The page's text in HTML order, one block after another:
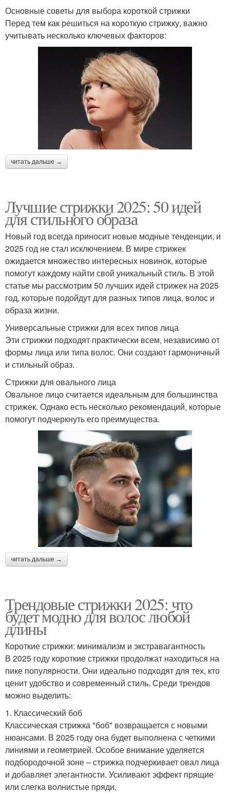
Основные советы для выбора короткой стрижки
Перед тем как решиться на короткую стрижку, важно
учитывать несколько ключевых факторов:
читать дальше →
Лучшие стрижки 2025: 50 идей
для стильного образа
Новый год всегда приносит новые модные тенденции, и
2025 год не стал исключением. В мире стрижек
ожидается множество интересных новинок, которые
помогут каждому найти свой уникальный стиль. В этой
статье мы рассмотрим 50 лучших идей стрижек на 2025
год, которые подойдут для разных типов лица, волос и
образа жизни.
Универсальные стрижки для всех типов лица
Эти стрижки подходят практически всем, независимо от
формы лица или типа волос. Они создают гармоничный
и стильный образ.
Стрижки для овального лица
Овальное лицо считается идеальным для большинства
стрижек. Однако есть несколько рекомендаций, которые
помогут подчеркнуть его преимущества.
читать дальше →
Трендовые стрижки 2025: что
будет модно для волос любой
длины
Короткие стрижки: минимализм и экстравагантность
В 2025 году короткие стрижки продолжат находиться на
пике популярности. Они идеально подходят для тех, кто
ценит удобство и современный стиль. Среди трендов
можно выделить:
1. Классический боб
Классическая стрижка "боб" возвращается с новыми
нюансами. В 2025 году она будет выполнена с четкими
линиями и геометрией. Особое внимание уделяется
подбородочной зоне – стрижка подчеркивает овал лица
и добавляет элегантности. Усиливают эффект прящие
или слегка волнистые пряди.